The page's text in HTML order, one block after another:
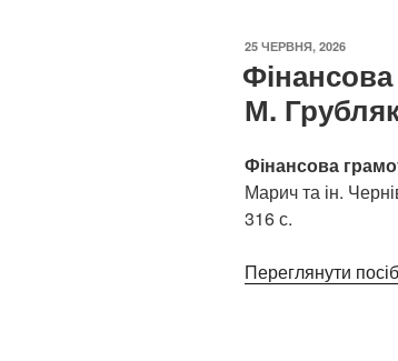
ОПУБЛІКОВАНО
25 ЧЕРВНЯ, 2026
М.
Фінансова
Марич та ін.
316 с.
Переглянути